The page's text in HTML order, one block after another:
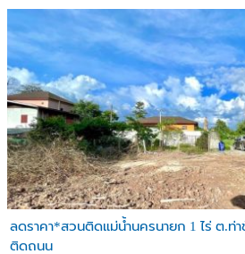
ลดราคา*สวนติดแม่น้ำนครนายก 1 ไร่ ต.ท่
ติดถนน